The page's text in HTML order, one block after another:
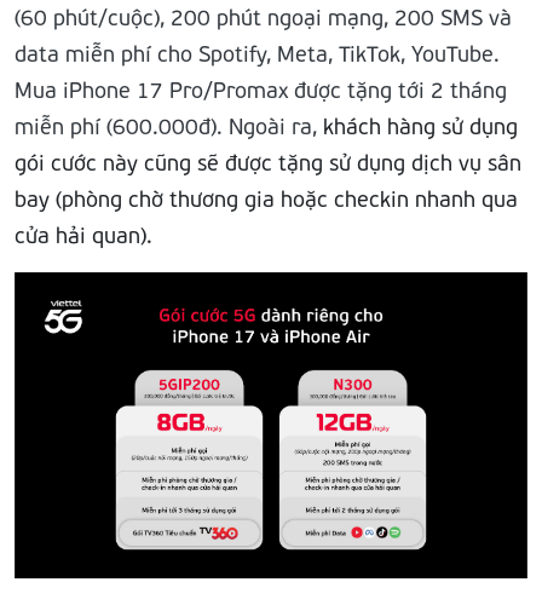
(60 phút/cuộc), 200 phút ngoại mạng, 200 SMS và
data miễn phí cho Spotify, Meta, TikTok, YouTube.
Mua iPhone 17 Pro/Promax được tặng tới 2 tháng
miễn phí (600.000đ). Ngoài ra, khách hàng sử dụng
gói cước này cũng sẽ được tặng sử dụng dịch vụ sân
bay (phòng chờ thương gia hoặc checkin nhanh qua
cửa hải quan).